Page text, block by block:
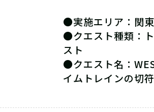
●実施エリア：関東
●クエスト種類：
スト
●クエスト名：
イムトレインの切